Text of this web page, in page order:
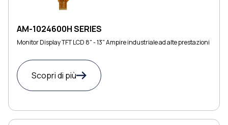
AM-1024600H SERIES
Monitor Display TFT LCD 8" - 13" Ampire industriale ad alte prestazioni
Scopri di più